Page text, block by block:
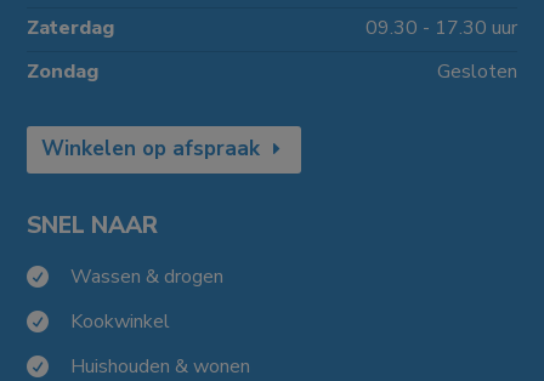
Zaterdag
09.30 - 17.30 uur
Zondag
Gesloten
Winkelen op afspraak
SNEL NAAR
 Wassen & drogen
 Kookwinkel
 Huishouden & wonen